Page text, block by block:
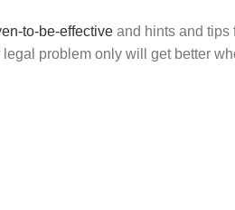
to-be-effective and hints and tips
problem only will get better